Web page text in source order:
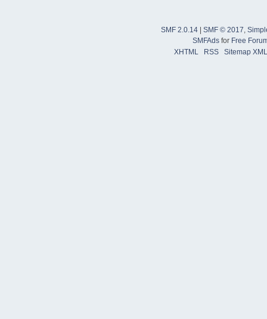
SMF 2.0.14 SMF © 2017,
SMFAdsfor Free
XHTML
RSS Sitemap XML